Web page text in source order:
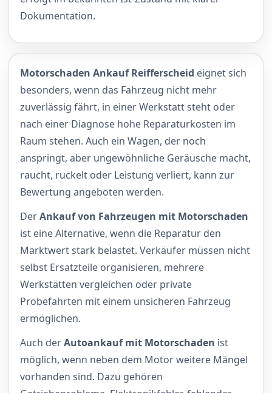
Dokumentation.
Motorschaden Ankauf Reifferscheid eignet sich
besonders, wenn das Fahrzeug nicht mehr
zuverlässig fährt, in einer Werkstatt steht oder
nach einer Diagnose hohe Reparaturkosten im
Raum stehen. Auch ein Wagen, der noch
anspringt, aber ungewöhnliche Geräusche macht,
raucht, ruckelt oder Leistung verliert, kann zur
Bewertung angeboten werden.
DerAnkauf von Fahrzeugen mit Motorschaden
ist eine Alternative, wenn die Reparatur den
Marktwert stark belastet. Verkäufer müssen nicht
selbst Ersatzteile organisieren, mehrere
Werkstätten vergleichen oder private
Probefahrten mit einem unsicheren Fahrzeug
ermöglichen.
Auch derAutoankauf mit Motorschaden ist
möglich, wenn neben dem Motor weitere Mängel
vorhanden sind. Dazu gehören